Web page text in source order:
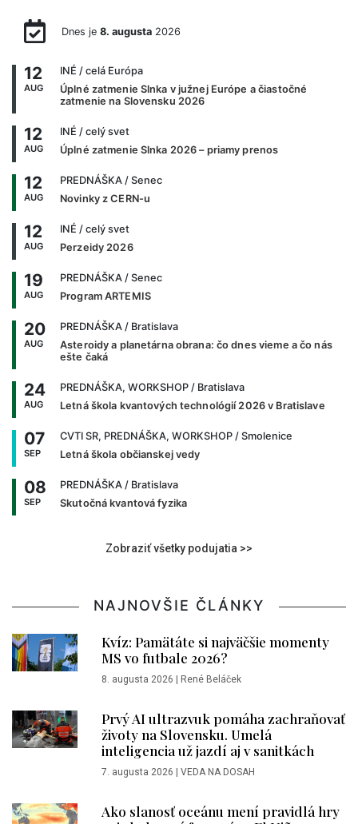
Dnes je 8. augusta2026
12
AUG
INÉ / celá Európa
Úplné zatmenie Slnka v južnej Európe a čiastočné
zatmenie na Slovensku 2026
12
AUG
INÉ / celý svet
Úplné zatmenie Slnka 2026 – priamy prenos
12
AUG
PREDNÁŠKA / Senec
Novinky z CERN-u
12
AUG
INÉ / celý svet
Perzeidy 2026
19
AUG
PREDNÁŠKA / Senec
Program ARTEMIS
20
AUG
PREDNÁŠKA / Bratislava
Asteroidy a planetárna obrana: čo dnes vieme a čo nás
ešte čaká
24
AUG
PREDNÁŠKA, WORKSHOP / Bratislava
Letná škola kvantových technológií 2026 v Bratislave
07
SEP
CVTI SR, PREDNÁŠKA, WORKSHOP / Smolenice
Letná škola občianskej vedy
08
SEP
PREDNÁŠKA / Bratislava
Skutočná kvantová fyzika
Zobraziť všetky podujatia >>
NAJNOVŠIE ČLÁNKY
Kvíz: Pamätáte si najväčšie momenty
MS vo futbale 2026?
8. augusta 2026 René Beláček
Prvý AI ultrazvuk pomáha zachraňovať
životy na Slovensku. Umelá
inteligencia už jazdí aj v sanitkách
7. augusta 2026 VEDA NA DOSAH
Ako slanosť oceánu mení pravidlá hry